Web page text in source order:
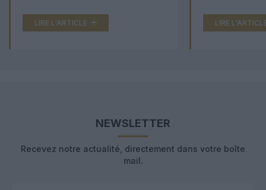
LIRE L'ARTICLE LIRE
NEWSLETTER
Recevez notre actualité, directement dans votre boîte
mail.